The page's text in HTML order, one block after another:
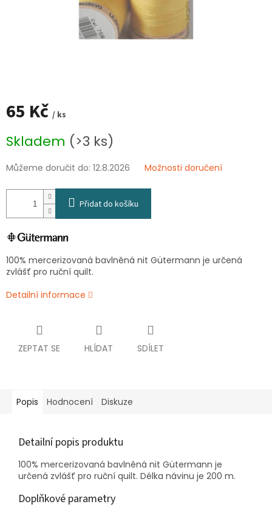
65 Kč / ks
cena:
Skladem (>3 ks)
Můžeme doručit do: 12.8.2026 Možnosti doručení
Přidat do košíku
100% mercerizovaná bavlněná nit Gütermann je určená
zvlášť pro ruční quilt.
Detailní informace
ZEPTAT SE HLÍDAT SDÍLET
Popis Hodnocení Diskuze
Detailní popis produktu
100% mercerizovaná bavlněná nit Gütermann je
určená zvlášť pro ruční quilt. Délka návinu je 200 m.
Doplňkové parametry